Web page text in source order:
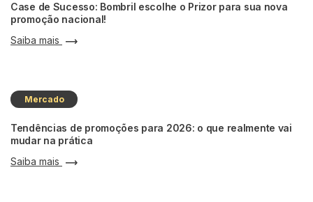
Case de Sucesso: Bombril escolhe o Prizor para sua nova
promoção nacional!
Saiba mais
Mercado
Tendências de promoções para 2026: o que realmente vai
mudar na prática
Saiba mais